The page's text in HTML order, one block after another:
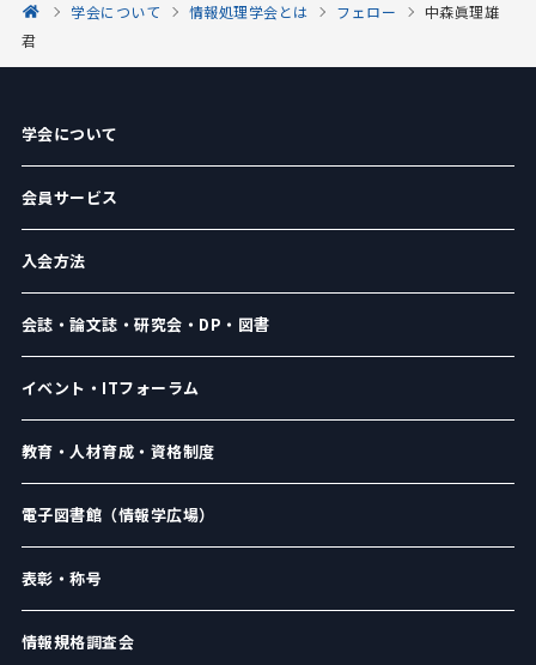
学会について 情報処理学会とは フェロー
中森眞理雄
君
学会について
会員サービス
入会方法
会誌・論文誌・研究会・DP・図書
イベント・ITフォーラム
教育・人材育成・資格制度
電子図書館（情報学広場）
表彰・称号
情報規格調査会